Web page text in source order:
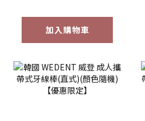
加入購物車